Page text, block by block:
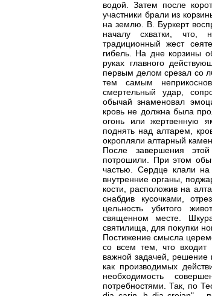
водой. Затем после
участники брали из
на землю. В. Буркерт
началу схватки, что,
традиционный жест
гибель. На дне корзины
руках главного
первым делом срезал со
тем самым
смертельный удар,
обычай знаменовал
кровь не должна была
огонь или жертвенную
поднять над алтарем,
окропляли алтарный
После завершения
потрошили. При этом
частью. Сердце клали на
внутренние органы,
кости, расположив на
снабдив кусочками,
цельность убитого
священном месте.
святилища, для покупки
Постижение смысла
со всем тем, что входит
важной задачей, решение
как производимых
необходимость
потребностями. Так, по